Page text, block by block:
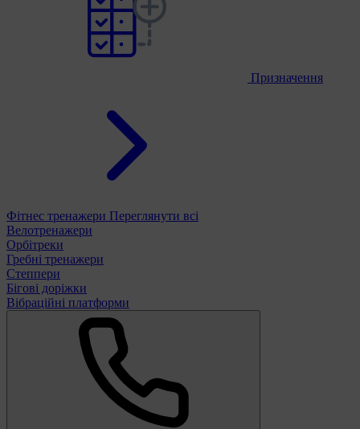
Призначення
Фітнес тренажери Переглянути всі
Велотренажери
Орбітреки
Гребні тренажери
Степпери
Бігові доріжки
Вібраційні платформи